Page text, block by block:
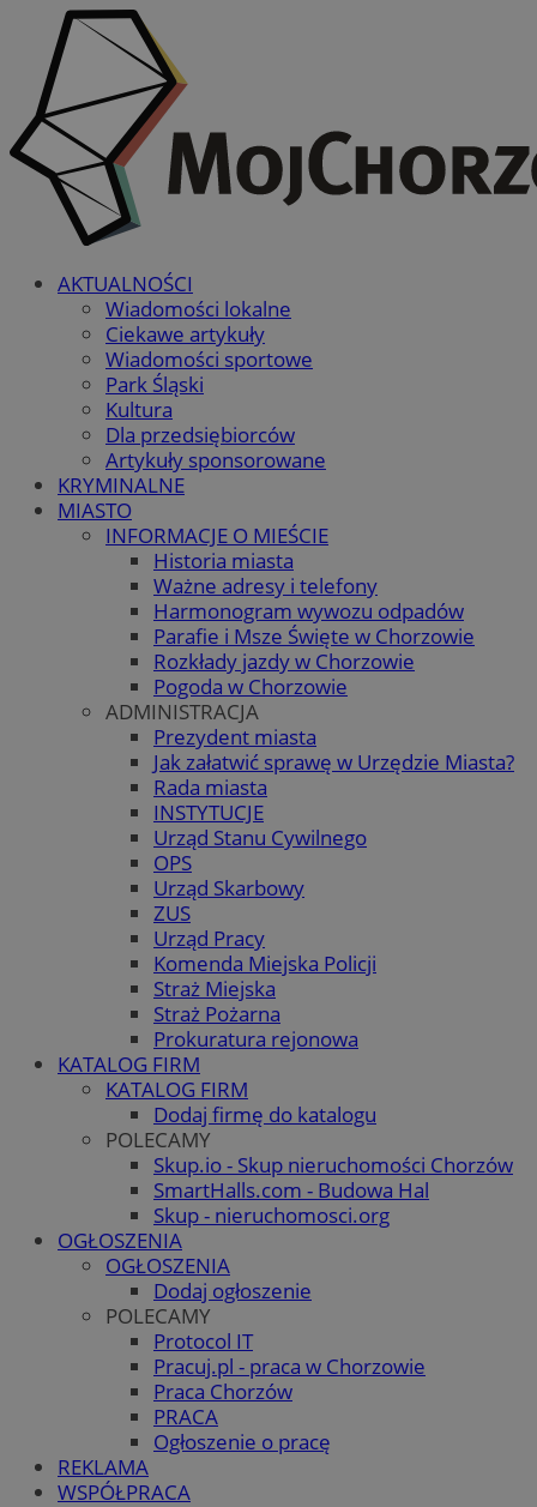
AKTUALNOŚCI
Wiadomości lokalne
Ciekawe artykuły
Wiadomości sportowe
Park Śląski
Kultura
Dla przedsiębiorców
Artykuły sponsorowane
KRYMINALNE
MIASTO
INFORMACJE O MIEŚCIE
Historia miasta
Ważne adresy i telefony
Harmonogram wywozu odpadów
Parafie i Msze Święte w Chorzowie
Rozkłady jazdy w Chorzowie
Pogoda w Chorzowie
ADMINISTRACJA
Prezydent miasta
Jak załatwić sprawę w Urzędzie Miasta?
Rada miasta
INSTYTUCJE
Urząd Stanu Cywilnego
OPS
Urząd Skarbowy
ZUS
Urząd Pracy
Komenda Miejska Policji
Straż Miejska
Straż Pożarna
Prokuratura rejonowa
KATALOG FIRM
KATALOG FIRM
Dodaj firmę do katalogu
POLECAMY
Skup.io - Skup nieruchomości Chorzów
SmartHalls.com - Budowa Hal
Skup - nieruchomosci.org
OGŁOSZENIA
OGŁOSZENIA
Dodaj ogłoszenie
POLECAMY
Protocol IT
Pracuj.pl - praca w Chorzowie
Praca Chorzów
PRACA
Ogłoszenie o pracę
REKLAMA
WSPÓŁPRACA